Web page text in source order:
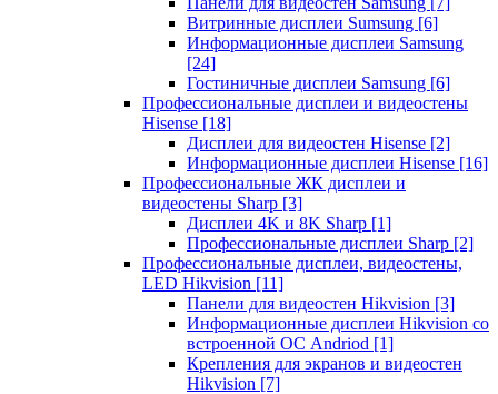
Витринные дисплеи Sumsung [6]
Информационные дисплеи Samsung
[24]
Гостиничные дисплеи Samsung [6]
Профессиональные дисплеи и видеостены
Hisense [18]
Дисплеи для видеостен Hisense [2]
Информационные дисплеи Hisense [16]
Профессиональные ЖК дисплеи и
видеостены Sharp [3]
Дисплеи 4K и 8K Sharp [1]
Профессиональные дисплеи Sharp [2]
Профессиональные дисплеи, видеостены,
LED Hikvision [11]
Панели для видеостен Hikvision [3]
Информационные дисплеи Hikvision со
встроенной ОС Andriod [1]
Крепления для экранов и видеостен
Hikvision [7]